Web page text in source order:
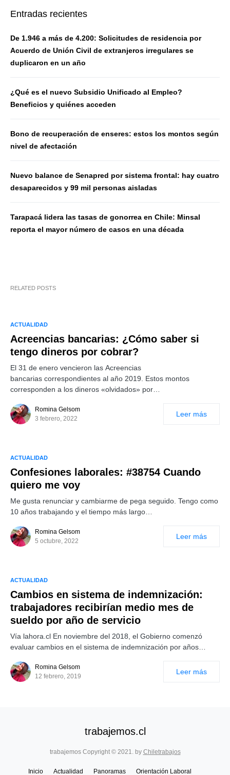
Entradas recientes
De 1.946 a más de 4.200: Solicitudes de residencia por
Acuerdo de Unión Civil de extranjeros irregulares se
duplicaron en un año
¿Qué es el nuevo Subsidio Unificado al Empleo?
Beneficios y quiénes acceden
Bono de recuperación de enseres: estos los montos según
nivel de afectación
Nuevo balance de Senapred por sistema frontal: hay cuatro
desaparecidos y 99 mil personas aisladas
Tarapacá lidera las tasas de gonorrea en Chile: Minsal
reporta el mayor número de casos en una década
RELATED POSTS
ACTUALIDAD
Acreencias bancarias: ¿Cómo saber si
tengo dineros por cobrar?
El 31 de enero vencieron las Acreencias
bancarias correspondientes al año 2019. Estos montos
corresponden a los dineros «olvidados» por…
Romina Gelsom
3 febrero, 2022
Leer más
ACTUALIDAD
Confesiones laborales: #38754 Cuando
quiero me voy
Me gusta renunciar y cambiarme de pega seguido. Tengo como
10 años trabajando y el tiempo más largo…
Romina Gelsom
5 octubre, 2022
Leer más
ACTUALIDAD
Cambios en sistema de indemnización:
trabajadores recibirían medio mes de
sueldo por año de servicio
Vía lahora.cl En noviembre del 2018, el Gobierno comenzó
evaluar cambios en el sistema de indemnización por años…
Romina Gelsom
12 febrero, 2019
Leer más
trabajemos.cl
trabajemos Copyright © 2021. by Chiletrabajos
Inicio Actualidad Panoramas Orientación Laboral